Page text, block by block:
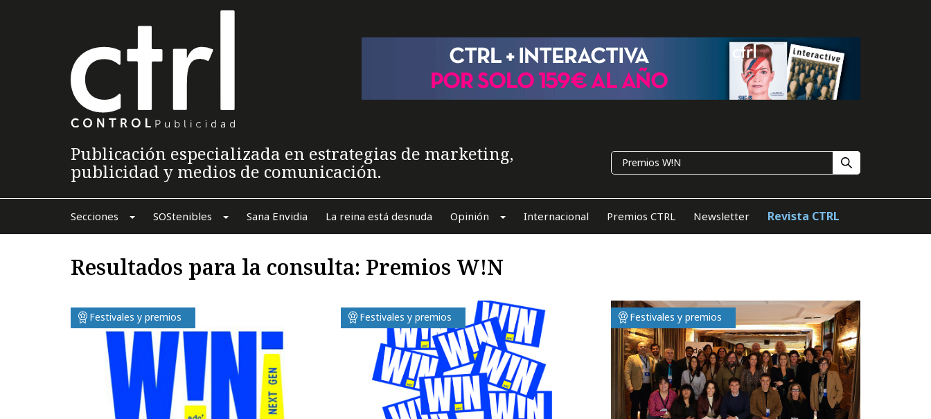
Publicación especializada en estrategias de marketing,
publicidad y medios de comunicación.
Secciones SOStenibles Sana Envidia La reina está desnuda Opinión Internacional Premios CTRL Newsletter Revista CTRL
Resultados para la consulta: Premios W!N
Festivales y premios Festivales y premios Festivales y premios